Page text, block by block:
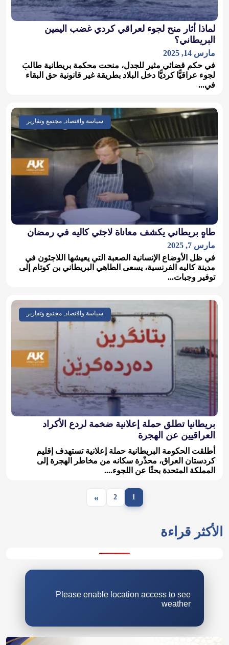
لماذا أثار منح لجوء لعراقي كردي غضب اليمين
البريطاني؟
مارس 14, 2025
في حكم قضائي مثير للجدل، منحت محكمة بريطانية طالبَ
لجوء عراقيًّا كرديًّا دخل البلاد بطريقة غير قانونية حق البقاء
في...
سياسة واقتصاد, مجتمع وتقارير
طاهٍ بريطاني يكشف معاناة لاجئي كاليه في رمضان
مارس 7, 2025
في ظل الأوضاع الإنسانية الصعبة التي يعيشها اللاجئون في
مدينة كاليه الفرنسية، يسعى الطاهي البريطاني بن كوتام إلى
توفير وجبات...
سياسة واقتصاد, مجتمع وتقارير
بريطانيا تطلق حملة إعلانية ضخمة لردع الأكراد
العراقيين عن الهجرة
أطلقت الحكومة البريطانية حملة إعلانية تستهدف إقليم
كردستان العراق، محذّرة سكانه من مخاطر الهجرة إلى
المملكة المتحدة بحثًا عن اللجوء....
1
2
»
الأكثر قراءة
Please enable location access to see
weather